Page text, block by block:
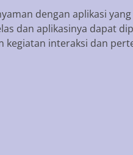
dengan aplikasi
dan aplikasinya dapat
kegiatan interaksi dan